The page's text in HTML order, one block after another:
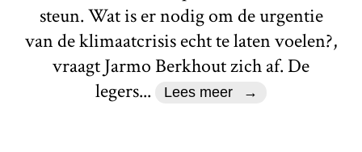
steun. Wat is er nodig om de urgentie
van de klimaatcrisis echt te laten voelen?,
vraagt Jarmo Berkhout zich af. De
legers...
Lees meer